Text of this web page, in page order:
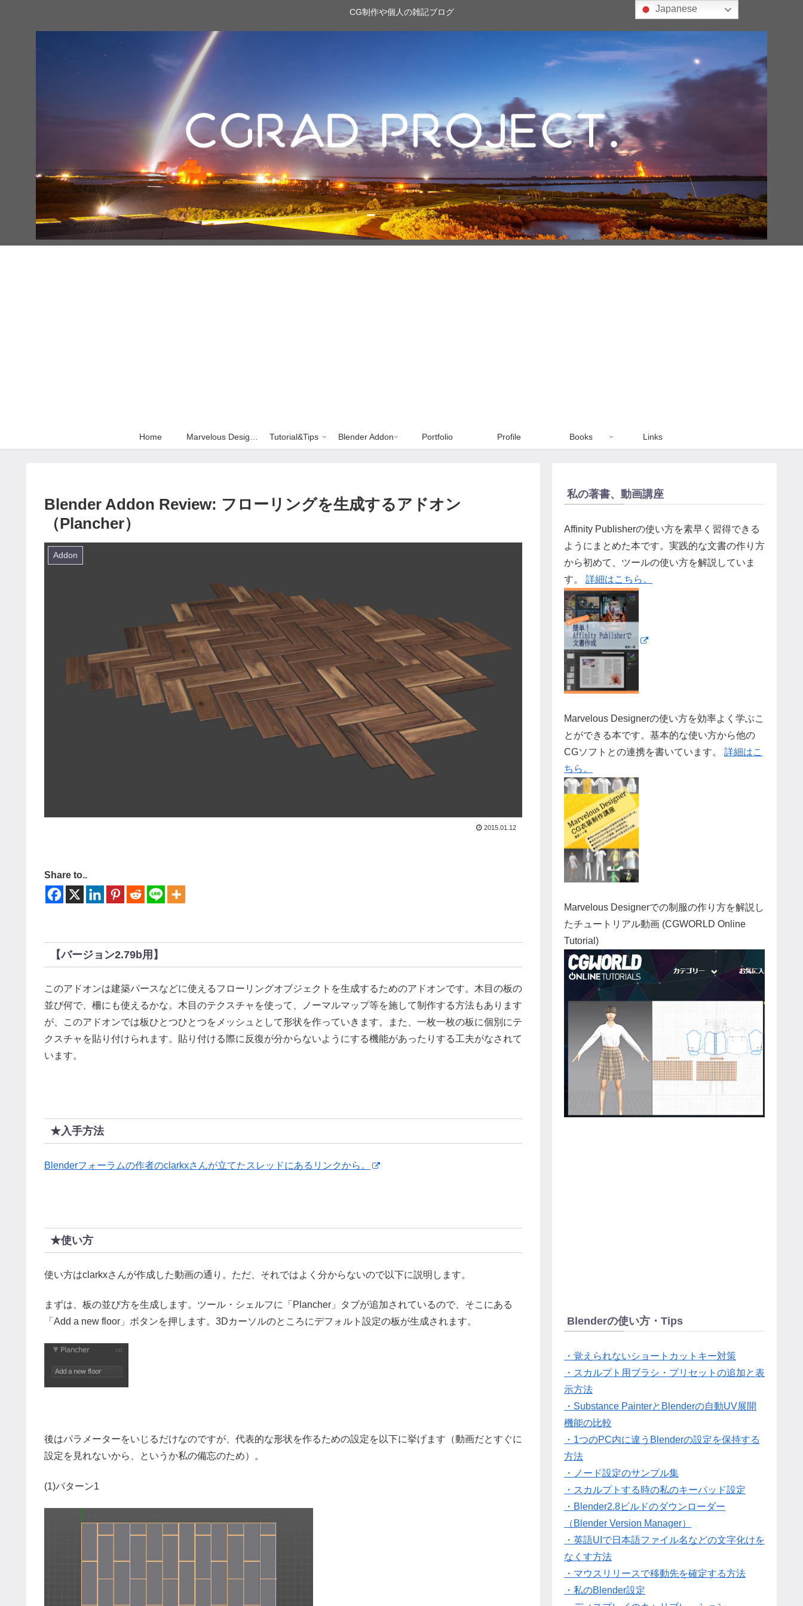
CG制作や個人の雑記ブログ
Home Tutorial&Tips Blender Addon Portfolio Profile Books Links
Blender Addon Review: フローリングを生成するアドオン
（Plancher）
Addon
2015.01.12
Share to..
【バージョン2.79b用】
このアドオンは建築パースなどに使えるフローリングオブジェクトを生成するためのアドオンです。木目の板の
並び何で、柵にも使えるかな。木目のテクスチャを使って、ノーマルマップ等を施して制作する方法もあります
が、このアドオンでは板ひとつひとつをメッシュとして形状を作っていきます。また、一枚一枚の板に個別にテ
クスチャを貼り付けられます。貼り付ける際に反復が分からないようにする機能があったりする工夫がなされて
います。
★入手方法
Blenderフォーラムの作者のclarkxさんが立てたスレッドにあるリンクから。
★使い方
使い方はclarkxさんが作成した動画の通り。ただ、それではよく分からないので以下に説明します。
まずは、板の並び方を生成します。ツール・シェルフに「Plancher」タブが追加されているので、そこにある
「Add a new floor」ボタンを押します。3Dカーソルのところにデフォルト設定の板が生成されます。
後はパラメーターをいじるだけなのですが、代表的な形状を作るための設定を以下に挙げます（動画だとすぐに
設定を見れないから、というか私の備忘のため）。
(1)パターン1
私の著書、動画講座
Affinity Publisherの使い方を素早く習得できる
ようにまとめた本です。実践的な文書の作り方
から初めて、ツールの使い方を解説していま
す。 詳細はこちら。
Marvelous Designerの使い方を効率よく学ぶこ
とができる本です。基本的な使い方から他の
CGソフトとの連携を書いています。 詳細はこ
ちら。
Marvelous Designerでの制服の作り方を解説し
たチュートリアル動画 (CGWORLD Online
Tutorial)
Blenderの使い方・Tips
・覚えられないショートカットキー対策
・スカルプト用ブラシ・プリセットの追加と表
示方法
・Substance PainterとBlenderの自動UV展開
機能の比較
・1つのPC内に違うBlenderの設定を保持する
方法
・ノード設定のサンプル集
・スカルプトする時の私のキーパッド設定
・Blender2.8ビルドのダウンローダー
（Blender Version Manager）
・英語UIで日本語ファイル名などの文字化けを
なくす方法
・マウスリリースで移動先を確定する方法
・私のBlender設定
Japanese